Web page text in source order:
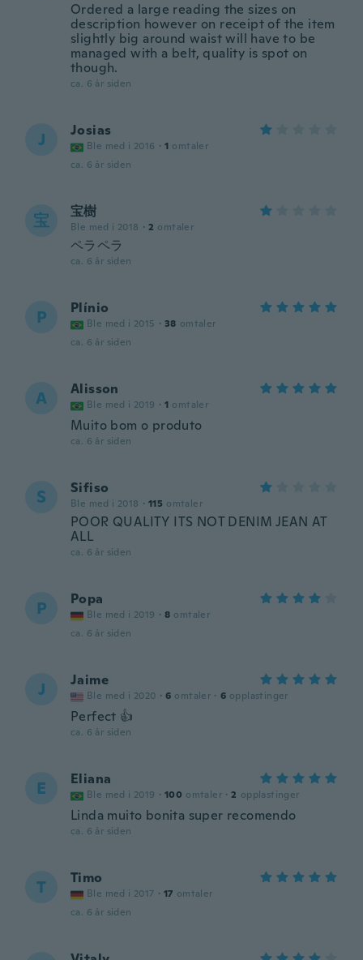
Ordered a large reading the sizes on
description however on receipt of the item
slightly big around waist will have to be
managed with a belt, quality is spot on
though.
ca. 6 år siden
J Josias
Ble med i 2016 · 1 omtaler
ca. 6 år siden
宝 宝樹
Ble med i 2018 · 2 omtaler
ペラペラ
ca. 6 år siden
P Plínio
Ble med i 2015 · 38 omtaler
ca. 6 år siden
A Alisson
Ble med i 2019 · 1 omtaler
Muito bom o produto
ca. 6 år siden
S Sifiso
Ble med i 2018 · 115 omtaler
POOR QUALITY ITS NOT DENIM JEAN AT
ALL
ca. 6 år siden
P Popa
Ble med i 2019 · 8 omtaler
ca. 6 år siden
J Jaime
Ble med i 2020 · 6 omtaler · 6 opplastinger
Perfect 👍
ca. 6 år siden
E Eliana
Ble med i 2019 · 100 omtaler · 2 opplastinger
Linda muito bonita super recomendo
ca. 6 år siden
T Timo
Ble med i 2017 · 17 omtaler
ca. 6 år siden